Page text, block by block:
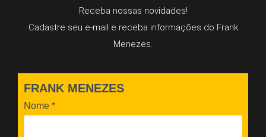
Receba nossas novidades!
Cadastre seu e-mail e receba informações do Frank
Menezes.
FRANK MENEZES
Nome *